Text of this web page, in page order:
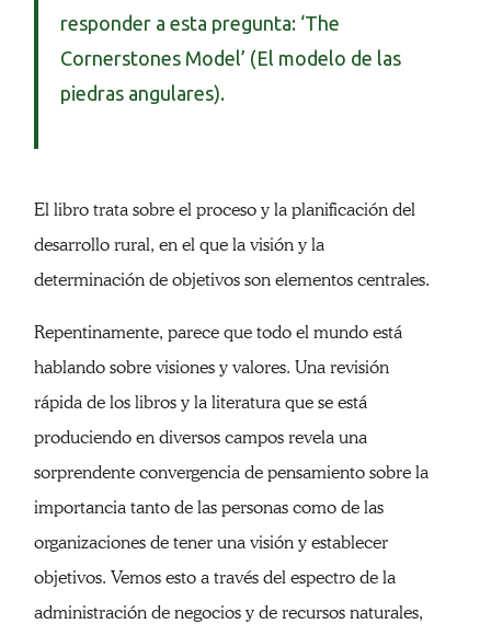
responder a esta pregunta: ‘The
Cornerstones Model’ (El modelo de las
piedras angulares).
El libro trata sobre el proceso y la planificación del
desarrollo rural, en el que la visión y la
determinación de objetivos son elementos centrales.
Repentinamente, parece que todo el mundo está
hablando sobre visiones y valores. Una revisión
rápida de los libros y la literatura que se está
produciendo en diversos campos revela una
sorprendente convergencia de pensamiento sobre la
importancia tanto de las personas como de las
organizaciones de tener una visión y establecer
objetivos. Vemos esto a través del espectro de la
administración de negocios y de recursos naturales,